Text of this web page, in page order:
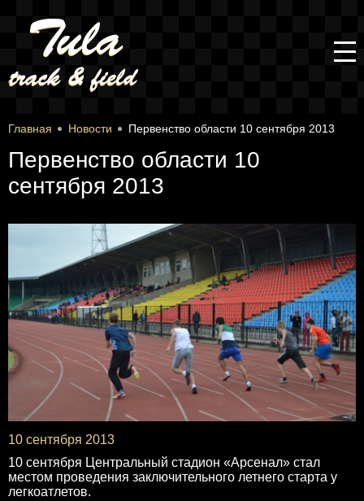
Главная Новости Первенство области 10 сентября 2013
Первенство области 10
сентября 2013
10 сентября 2013
10 сентября Центральный стадион «Арсенал» стал
местом проведения заключительного летнего старта у
легкоатлетов.